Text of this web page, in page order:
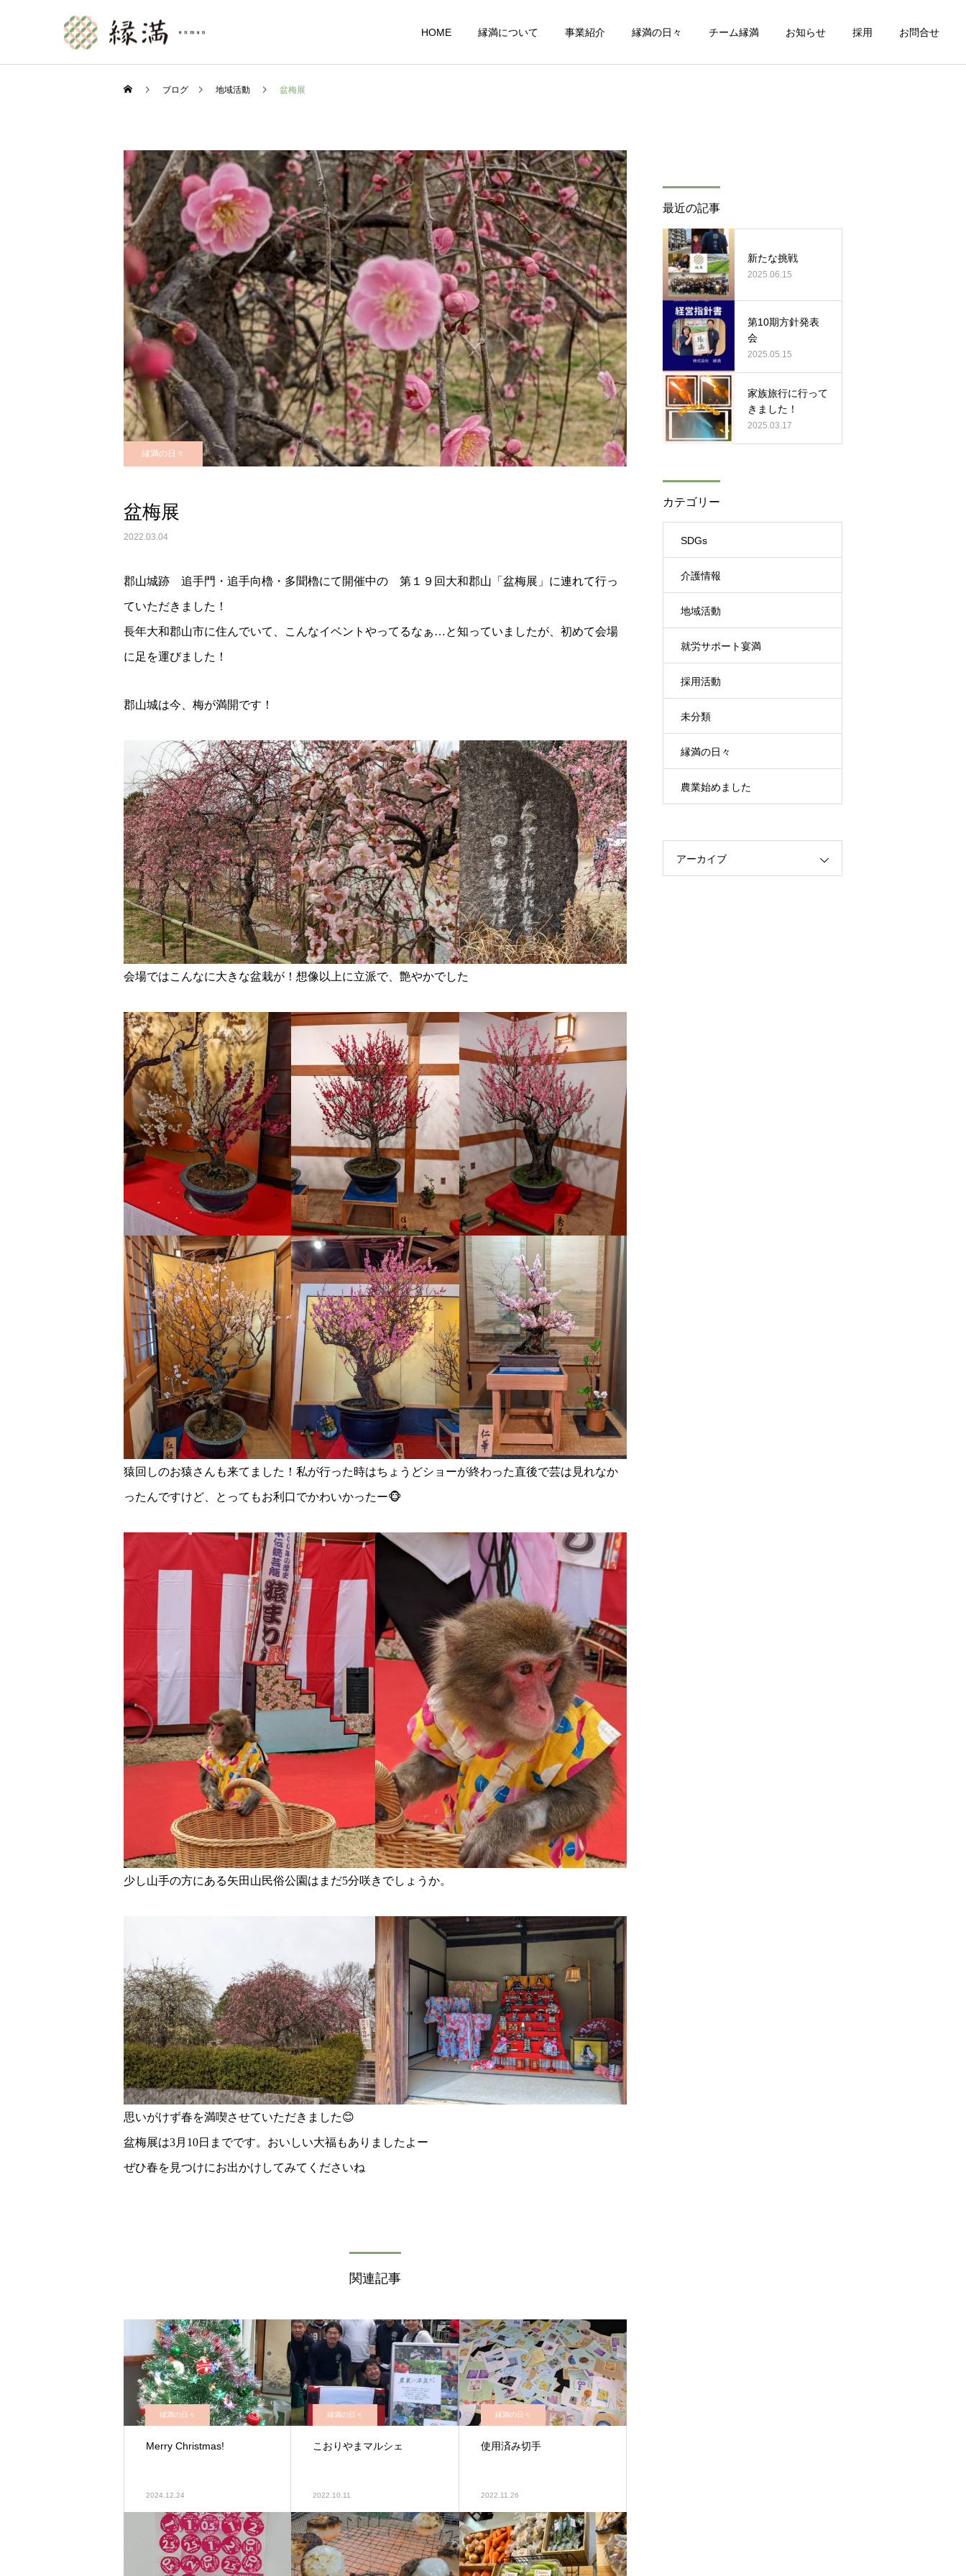
HOME 縁満について 事業紹介 縁満の日々 チーム縁満 お知らせ 採用 お問合せ
訪問介護 障碍者自立支援 農業事業
介護情報
新たな挑戦
縁満の日々
第10期方針発表会
縁満の日々
家族旅行に行ってきまし
た！
ブログ 地域活動 盆梅展
縁満の日々
盆梅展
2022.03.04
郡山城跡 追手門・追手向櫓・多聞櫓にて開催中の 第１９回大和郡山「盆梅展」に連れて行っ
ていただきました！
長年大和郡山市に住んでいて、こんなイベントやってるなぁ…と知っていましたが、初めて会場
に足を運びました！
郡山城は今、梅が満開です！
会場ではこんなに大きな盆栽が！想像以上に立派で、艶やかでした
猿回しのお猿さんも来てました！私が行った時はちょうどショーが終わった直後で芸は見れなか
ったんですけど、とってもお利口でかわいかったー🐵
少し山手の方にある矢田山民俗公園はまだ5分咲きでしょうか。
思いがけず春を満喫させていただきました😊
盆梅展は3月10日までです。おいしい大福もありましたよー
ぜひ春を見つけにお出かけしてみてくださいね
関連記事
縁満の日々
Merry Christmas!
2024.12.24
縁満の日々
こおりやまマルシェ
2022.10.11
縁満の日々
使用済み切手
2022.11.26
最近の記事
新たな挑戦
2025.06.15
第10期方針発表
会
2025.05.15
家族旅行に行って
きました！
2025.03.17
カテゴリー
SDGs
介護情報
地域活動
就労サポート宴満
採用活動
未分類
縁満の日々
農業始めました
アーカイブ